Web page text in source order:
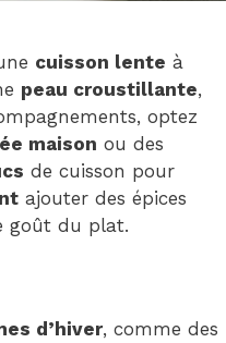
cuisson lente à
peau croustillante,
optez
maison ou des
de cuisson pour
ajouter des épices
goût du plat.
d’hiver, comme des